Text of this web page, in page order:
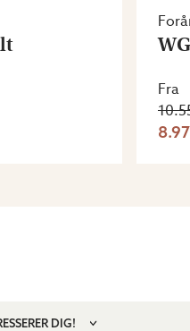
Fra
DIG!